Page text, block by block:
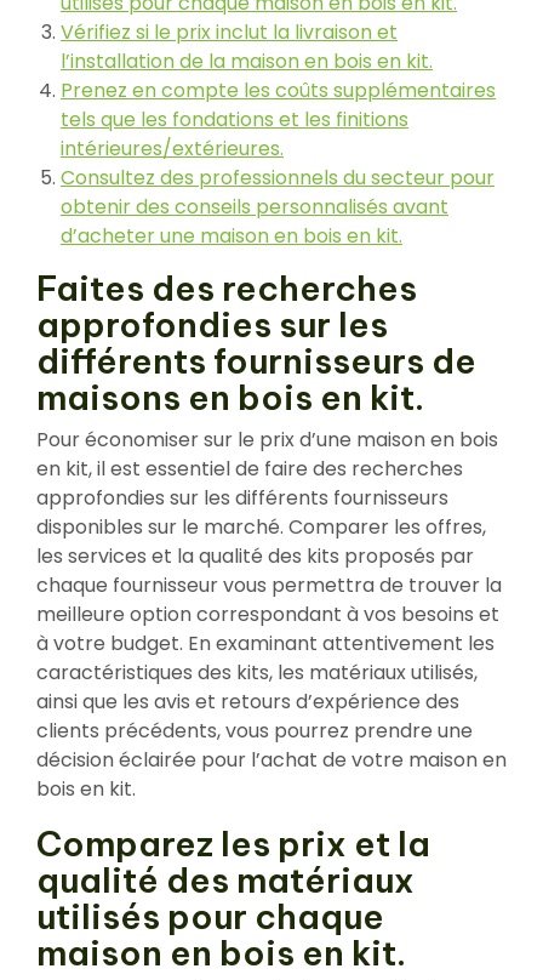
Vérifiez si le prix inclut la livraison et
l’installation de la maison en bois en kit.
Prenez en compte les coûts supplémentaires
tels que les fondations et les finitions
intérieures/extérieures.
Consultez des professionnels du secteur pour
obtenir des conseils personnalisés avant
d’acheter une maison en bois en kit.
Faites des recherches
approfondies sur les
différents fournisseurs de
maisons en bois en kit.
Pour économiser sur le prix d’une maison en bois
en kit, il est essentiel de faire des recherches
approfondies sur les différents fournisseurs
disponibles sur le marché. Comparer les offres,
les services et la qualité des kits proposés par
chaque fournisseur vous permettra de trouver la
meilleure option correspondant à vos besoins et
à votre budget. En examinant attentivement les
caractéristiques des kits, les matériaux utilisés,
ainsi que les avis et retours d’expérience des
clients précédents, vous pourrez prendre une
décision éclairée pour l’achat de votre maison en
bois en kit.
Comparez les prix et la
qualité des matériaux
utilisés pour chaque
maison en bois en kit.